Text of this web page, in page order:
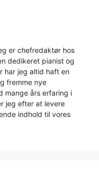
er chefredaktør hos
dedikeret pianist og
har jeg altid haft en
fremme nye
mange års erfaring i
jeg efter at levere
indhold til vores